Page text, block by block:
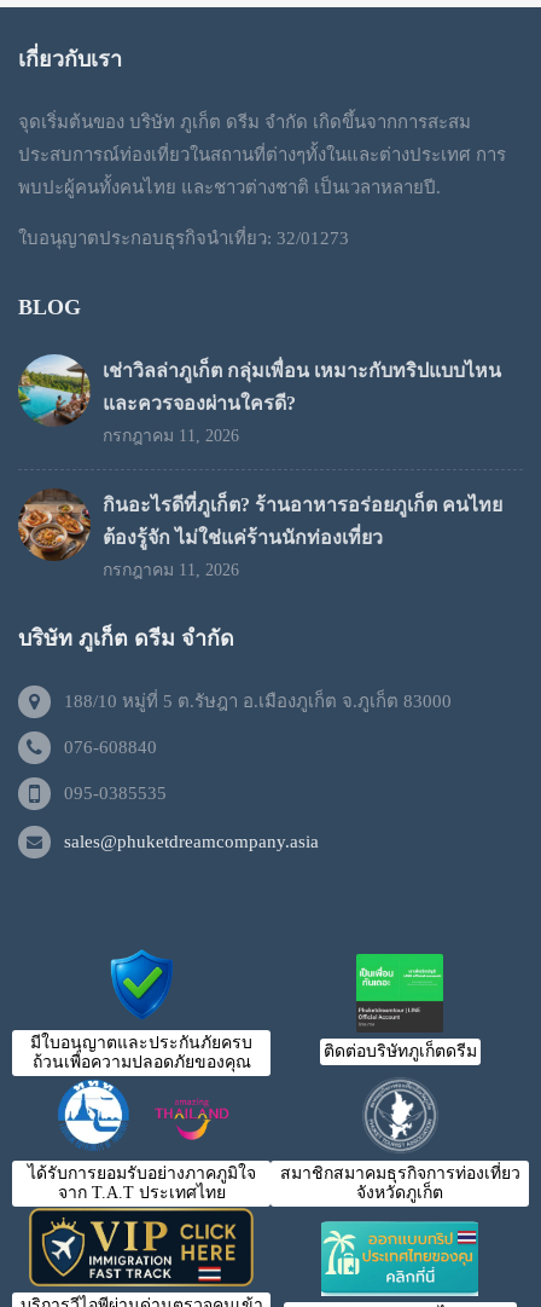
เกี่ยวกับเรา
จุดเริ่มต้นของ บริษัท ภูเก็ต ดรีม จำกัด เกิดขึ้นจากการสะสม
ประสบการณ์ท่องเที่ยวในสถานที่ต่างๆทั้งในและต่างประเทศ การ
พบปะผู้คนทั้งคนไทย และชาวต่างชาติ เป็นเวลาหลายปี.
ใบอนุญาตประกอบธุรกิจนำเที่ยว: 32/01273
BLOG
เช่าวิลล่าภูเก็ต กลุ่มเพื่อน เหมาะกับทริปแบบไหน
และควรจองผ่านใครดี?
กรกฎาคม 11, 2026
กินอะไรดีที่ภูเก็ต? ร้านอาหารอร่อยภูเก็ต คนไทย
ต้องรู้จัก ไม่ใช่แค่ร้านนักท่องเที่ยว
กรกฎาคม 11, 2026
บริษัท ภูเก็ต ดรีม จำกัด
188/10 หมู่ที่ 5 ต.รัษฎา อ.เมืองภูเก็ต จ.ภูเก็ต 83000
076-608840
095-0385535
sales@phuketdreamcompany.asia
มีใบอนุญาตและประกันภัยครบ
ถ้วนเพื่อความปลอดภัยของคุณ
ติดต่อบริษัทภูเก็ตดรีม
ได้รับการยอมรับอย่างภาคภูมิใจ
จาก T.A.T ประเทศไทย
สมาชิกสมาคมธุรกิจการท่องเที่ยว
จังหวัดภูเก็ต